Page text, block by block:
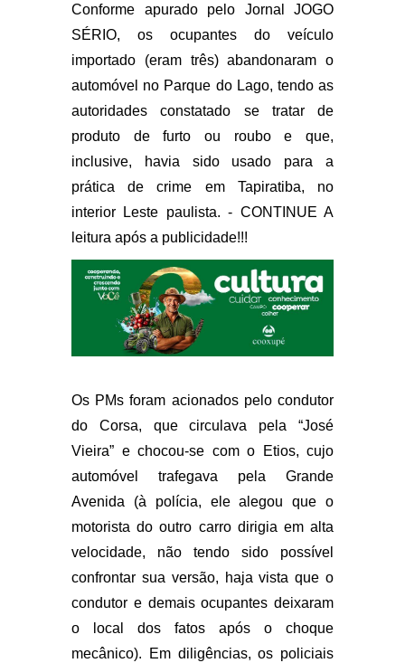
Conforme apurado pelo Jornal JOGO
SÉRIO, os ocupantes do veículo
importado (eram três) abandonaram o
automóvel no Parque do Lago, tendo as
autoridades constatado se tratar de
produto de furto ou roubo e que,
inclusive, havia sido usado para a
prática de crime em Tapiratiba, no
interior Leste paulista. - CONTINUE A
leitura após a publicidade!!!
Os PMs foram acionados pelo condutor
do Corsa, que circulava pela “José
Vieira” e chocou-se com o Etios, cujo
automóvel trafegava pela Grande
Avenida (à polícia, ele alegou que o
motorista do outro carro dirigia em alta
velocidade, não tendo sido possível
confrontar sua versão, haja vista que o
condutor e demais ocupantes deixaram
o local dos fatos após o choque
mecânico). Em diligências, os policiais